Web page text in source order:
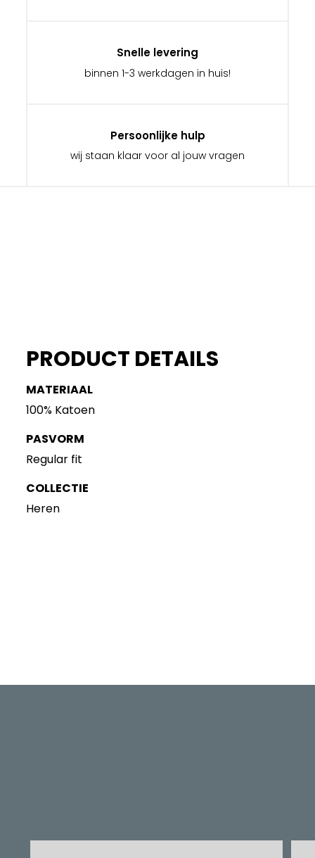
Snelle levering
binnen 1-3 werkdagen in huis!
Persoonlijke hulp
wij staan klaar voor al jouw vragen
PRODUCT DETAILS
MATERIAAL
100% Katoen
PASVORM
Regular fit
COLLECTIE
Heren